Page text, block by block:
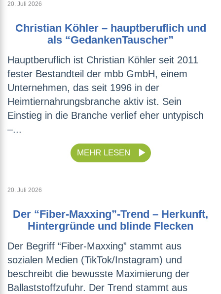
20. Juli 2026
Christian Köhler – hauptberuflich und
als “GedankenTauscher”
Hauptberuflich ist Christian Köhler seit 2011
fester Bestandteil der mbb GmbH, einem
Unternehmen, das seit 1996 in der
Heimtiernahrungsbranche aktiv ist. Sein
Einstieg in die Branche verlief eher untypisch
–...
MEHR LESEN
20. Juli 2026
Der “Fiber-Maxxing”-Trend – Herkunft,
Hintergründe und blinde Flecken
Der Begriff “Fiber-Maxxing” stammt aus
sozialen Medien (TikTok/Instagram) und
beschreibt die bewusste Maximierung der
Ballaststoffzufuhr. Der Trend stammt aus